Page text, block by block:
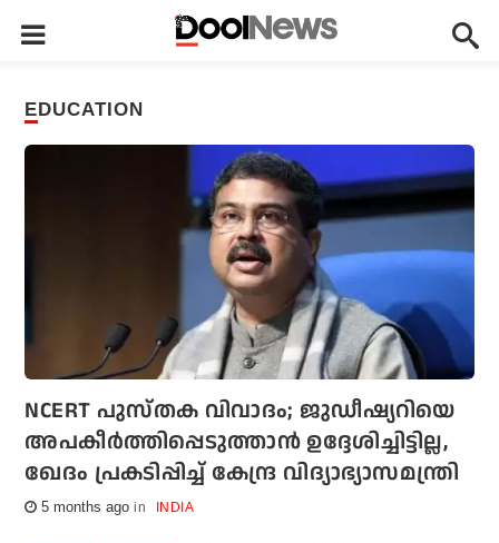
EDUCATION
NCERT പുസ്തക വിവാദം; ജുഡീഷ്യറിയെ
അപകീര്‍ത്തിപ്പെടുത്താന്‍ ഉദ്ദേശിച്ചിട്ടില്ല,
ഖേദം പ്രകടിപ്പിച്ച് കേന്ദ്ര വിദ്യാഭ്യാസമന്ത്രി
5 months ago INDIA